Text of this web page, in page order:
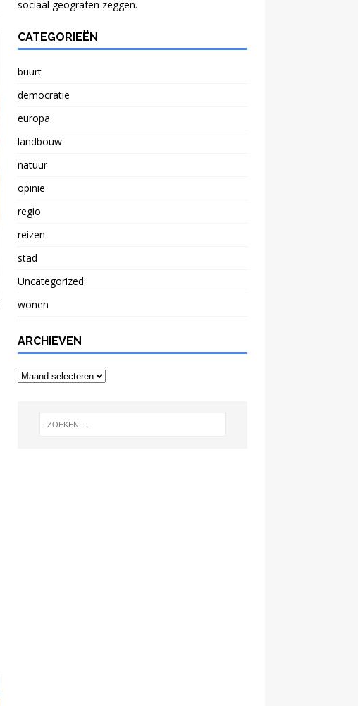
sociaal geografen zeggen.
CATEGORIEËN
buurt
democratie
europa
landbouw
natuur
opinie
regio
reizen
stad
Uncategorized
wonen
ARCHIEVEN
Archieven